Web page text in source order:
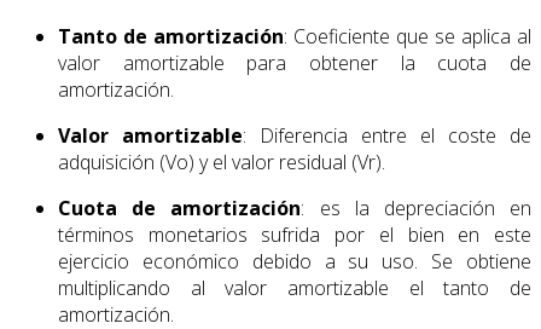
Tanto de amortización: Coeficiente que se aplica al
valor amortizable para obtener la cuota de
amortización.
Valor amortizable: Diferencia entre el coste de
adquisición (Vo) y el valor residual (Vr).
Cuota de amortización: es la depreciación en
términos monetarios sufrida por el bien en este
ejercicio económico debido a su uso. Se obtiene
multiplicando al valor amortizable el tanto de
amortización.